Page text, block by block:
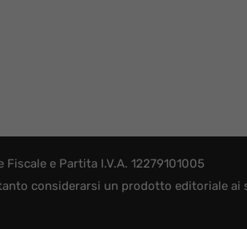
e Partita I.V.A. 12279101005
considerarsi un prodotto editoriale ai